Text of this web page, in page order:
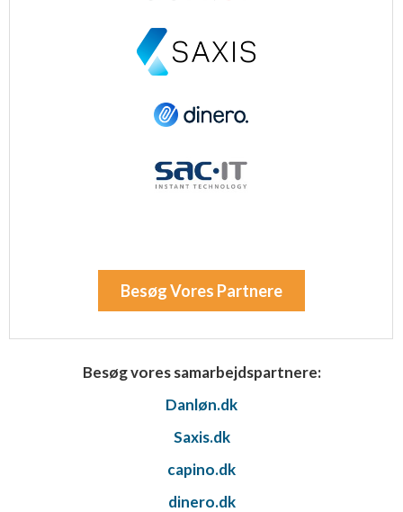
Besøg Vores Partnere
Besøg vores samarbejdspartnere:
Danløn.dk
Saxis.dk
capino.dk
dinero.dk